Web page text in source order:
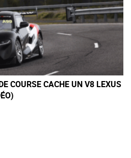
COURSE CACHE UN V8 LEXUS